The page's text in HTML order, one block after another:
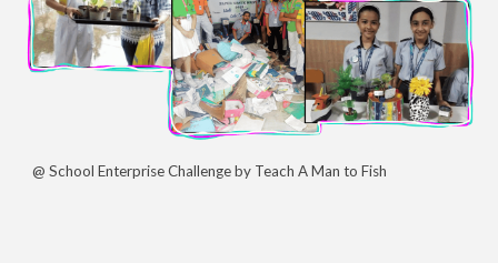
@ School Enterprise Challenge by Teach A Man to Fish